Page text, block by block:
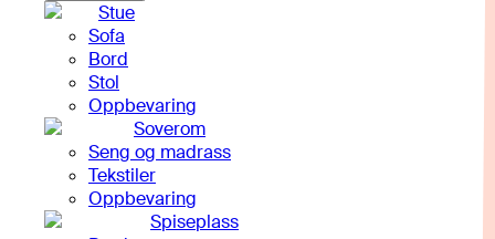
Stue
Sofa
Bord
Stol
Oppbevaring
Soverom
Seng og madrass
Tekstiler
Oppbevaring
Spiseplass